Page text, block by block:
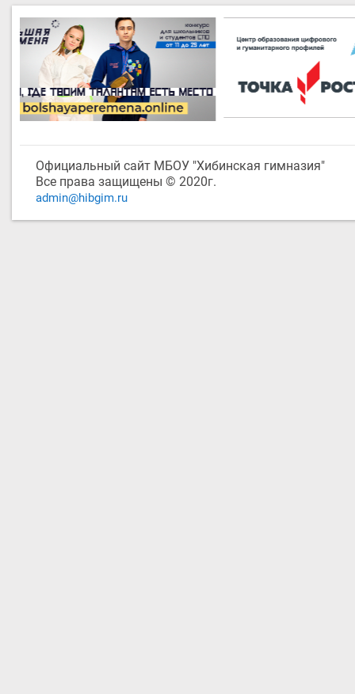
Официальный сайт МБОУ "Хибинская гимназия"
Все права защищены © 2020г.
admin@hibgim.ru